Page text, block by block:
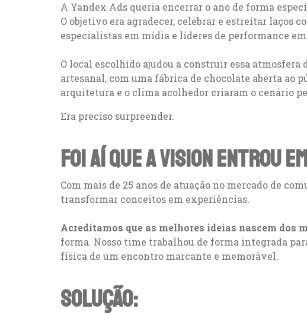
A Yandex Ads queria encerrar o ano de forma
O objetivo era agradecer, celebrar e estreitar laços
especialistas em mídia e líderes de performance
O local escolhido ajudou a construir essa atmosfera
artesanal, com uma fábrica de chocolate aberta ao
arquitetura e o clima acolhedor criaram o cenário
Era preciso surpreender.
FOI AÍ QUE A VISION ENTROU
Com mais de 25 anos de atuação no mercado de
transformar conceitos em experiências.
Acreditamos que as melhores ideias nascem dos
forma. Nosso time trabalhou de forma integrada
física de um encontro marcante e memorável.
SOLUÇÃO: